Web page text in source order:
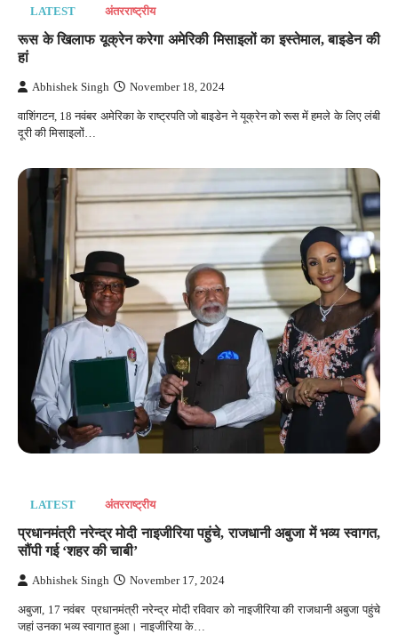
LATEST अंतरराष्‍ट्रीय
रूस के खिलाफ यूक्रेन करेगा अमेरिकी मिसाइलों का इस्तेमाल, बाइडेन की
हां
Abhishek Singh November 18, 2024
वाशिंगटन, 18 नवंबर अमेरिका के राष्ट्रपति जो बाइडेन ने यूक्रेन को रूस में हमले के लिए लंबी
दूरी की मिसाइलों…
LATEST अंतरराष्‍ट्रीय
प्रधानमंत्री नरेन्द्र मोदी नाइजीरिया पहुंचे, राजधानी अबुजा में भव्य स्वागत,
सौंपी गई ‘शहर की चाबी’
Abhishek Singh November 17, 2024
अबुजा, 17 नवंबर प्रधानमंत्री नरेन्द्र मोदी रविवार को नाइजीरिया की राजधानी अबुजा पहुंचे
जहां उनका भव्य स्वागात हुआ। नाइजीरिया के…